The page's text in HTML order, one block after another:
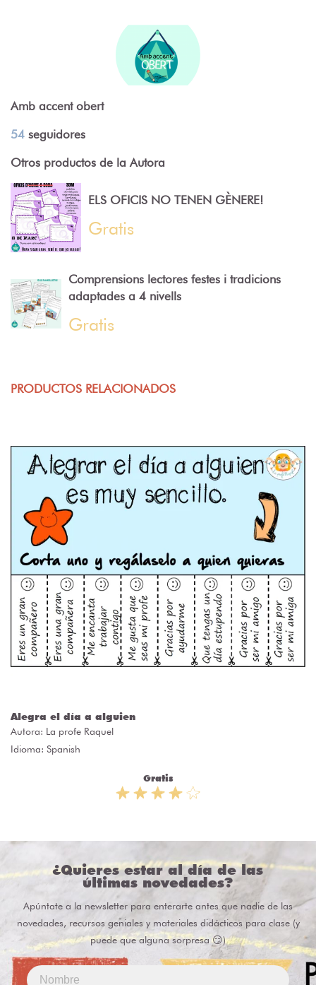
Amb accent obert
54 seguidores
Otros productos de la Autora
ELS OFICIS NO TENEN GÈNERE!
Gratis
Comprensions lectores festes i tradicions
adaptades a 4 nivells
Gratis
PRODUCTOS RELACIONADOS
Alegra el día a alguien
Autora: La profe Raquel
Idioma: Spanish
Gratis
¿Quieres estar al día de las
últimas novedades?
Apúntate a la newsletter para enterarte antes que nadie de las
novedades, recursos geniales y materiales didácticos para clase (y
puede que alguna sorpresa 😏)